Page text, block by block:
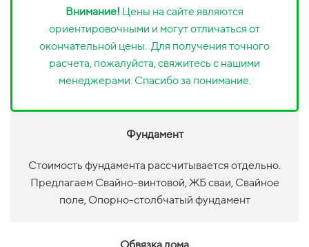
Внимание! Цены на сайте являются
ориентировочными и могут отличаться от
окончательной цены. Для получения точного
расчета, пожалуйста, свяжитесь с нашими
менеджерами. Спасибо за понимание.
Фундамент
Стоимость фундамента рассчитывается отдельно.
Предлагаем Свайно-винтовой, ЖБ сваи, Свайное
поле, Опорно-столбчатый фундамент